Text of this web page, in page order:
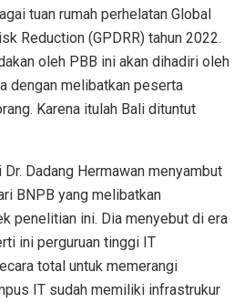
tuan rumah perhelatan Global
Reduction (GPDRR) tahun 2022.
oleh PBB ini akan dihadiri oleh
dengan melibatkan peserta
Karena itulah Bali dituntut
Dadang Hermawan menyambut
BNPB yang melibatkan
penelitian ini. Dia menyebut di era
ini perguruan tinggi IT
total untuk memerangi
IT sudah memiliki infrastrukur